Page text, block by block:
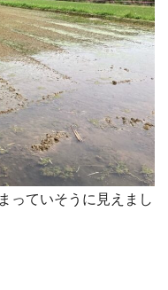
っていそうに見えまし